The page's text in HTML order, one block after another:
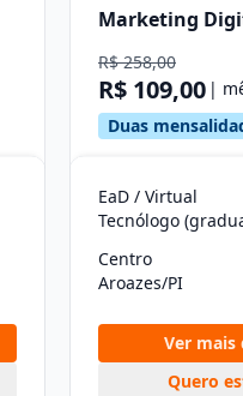
Marketing
R$ 258,00
R$ 109,00 |
Duas
EaD / Virtual
Tecnólogo
Centro
Aroazes/PI
Ver mais
Quero